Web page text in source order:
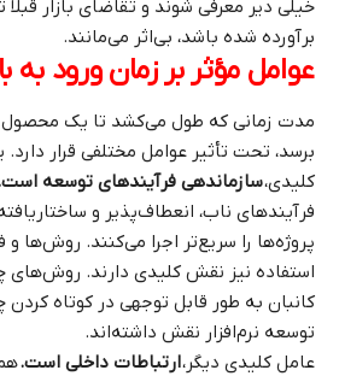
خیلی دیر معرفی شوند و تقاضای بازار
برآورده شده باشد، بی‌اثر می‌مانند.
عوامل مؤثر بر زمان ورود به
مدت زمانی که طول می‌کشد تا یک محصول از
برسد، تحت تأثیر عوامل مختلفی قرار
کلیدی،سازماندهی فرآیندهای توسعه است
فرآیندهای ناب، انعطاف‌پذیر و
پروژه‌ها را سریع‌تر اجرا می‌کنند. روش‌ها و
استفاده نیز نقش کلیدی دارند. روش‌های
کانبان به طور قابل توجهی در کوتاه
توسعه نرم‌افزار نقش داشته‌اند.
عامل کلیدی دیگر،ارتباطات داخلی است.